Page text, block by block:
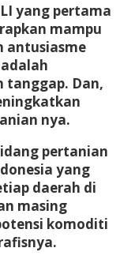
yang pertama
mampu
antusiasme
tanggap. Dan,
nya.
pertanian
yang
daerah di
masing
komoditi